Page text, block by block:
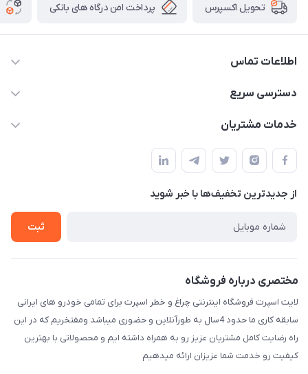
تحویل اکسپرس پرداخت امن درگاه های بانکی
اطلاعات تماس
09012926386
دسترسی سریع
حساب کاربری
لیست محصولات
درباره ما
خدمات مشتریان
قوانین و مقررات
حریم خصوصی
راهنما
از جدید‌ترین تخفیف‌ها با‌ خبر شوید
ثبت
مختصری درباره فروشگاه
لایت اسپرت فروشگاه اینترنتی چراغ و خطر اسپرت برای تمامی خودرو های ایرانی
سابقه کاری ما حدود 4سال به طورآنلاین و حضوری میباشد ومفتخریم که در این
راه رضایت کامل مشتریان عزیز رو به همراه داشته ایم و محصولاتی با بهترین
کیفیت رو خدمت شما عزیزان ارائه میدهیم